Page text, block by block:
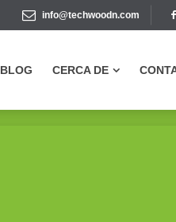
info@techwoodn.com
BLOG CERCA DE
BLOG CERCA DE